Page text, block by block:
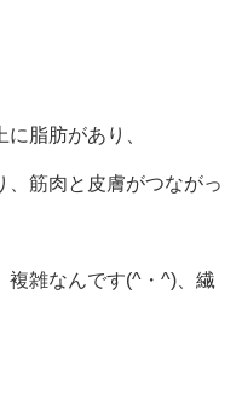
脂肪があり、
筋肉と皮膚がつながっ
複雑なんです(^・^)、繊